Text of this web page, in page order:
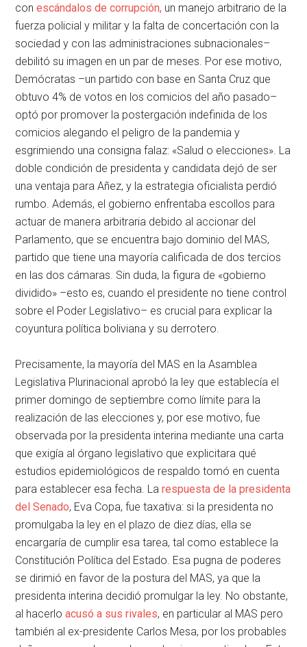
conescándalos de corrupción, un manejo arbitrario de la
fuerza policial y militar y la falta de concertación con la
sociedad y con las administraciones subnacionales–
debilitó su imagen en un par de meses. Por ese motivo,
Demócratas –un partido con base en Santa Cruz que
obtuvo 4% de votos en los comicios del año pasado–
optó por promover la postergación indefinida de los
comicios alegando el peligro de la pandemia y
esgrimiendo una consigna falaz: «Salud o elecciones». La
doble condición de presidenta y candidata dejó de ser
una ventaja para Añez, y la estrategia oficialista perdió
rumbo. Además, el gobierno enfrentaba escollos para
actuar de manera arbitraria debido al accionar del
Parlamento, que se encuentra bajo dominio del MAS,
partido que tiene una mayoría calificada de dos tercios
en las dos cámaras. Sin duda, la figura de «gobierno
dividido» –esto es, cuando el presidente no tiene control
sobre el Poder Legislativo– es crucial para explicar la
coyuntura política boliviana y su derrotero.
Precisamente, la mayoría del MAS en la Asamblea
Legislativa Plurinacional aprobó la ley que establecía el
primer domingo de septiembre como límite para la
realización de las elecciones y, por ese motivo, fue
observada por la presidenta interina mediante una carta
que exigía al órgano legislativo que explicitara qué
estudios epidemiológicos de respaldo tomó en cuenta
para establecer esa fecha. Larespuesta de la presidenta
del Senado, Eva Copa, fue taxativa: si la presidenta no
promulgaba la ley en el plazo de diez días, ella se
encargaría de cumplir esa tarea, tal como establece la
Constitución Política del Estado. Esa pugna de poderes
se dirimió en favor de la postura del MAS, ya que la
presidenta interina decidió promulgar la ley. No obstante,
al hacerloacusó a sus rivales, en particular al MAS pero
también al ex-presidente Carlos Mesa, por los probables